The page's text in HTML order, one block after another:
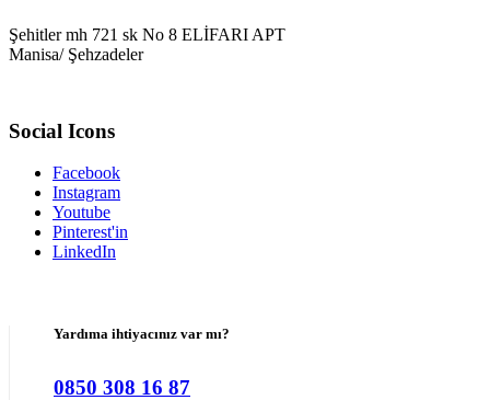
Şehitler mh 721 sk No 8 ELİFARI APT
Manisa/ Şehzadeler
Social Icons
Facebook
Instagram
Youtube
Pinterest'in
LinkedIn
Yardıma ihtiyacınız var mı?
0850 308 16 87